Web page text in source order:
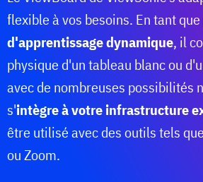
flexible à vos besoins. En tant que
d'apprentissage dynamique, il
physique d'un tableau blanc ou
avec de nombreuses possibilités
s'intègre à votre infrastructure
être utilisé avec des outils tels
ou Zoom.